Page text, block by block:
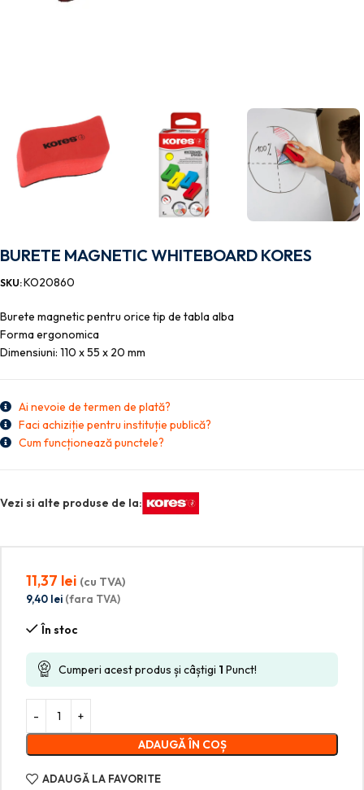
BURETE MAGNETIC WHITEBOARD KORES
SKU:KO20860
Burete magnetic pentru orice tip de tabla alba
Forma ergonomica
Dimensiuni: 110 x 55 x 20 mm
Ai nevoie de termen de plată?
Faci achiziție pentru instituție publică?
Cum funcționează punctele?
Vezi si alte produse de la:
11,37 lei (cu TVA)
9,40 lei (fara TVA)
În stoc
Cumperi acest produs și câștigi 1 Punct!
ADAUGĂ ÎN COȘ
ADAUGĂ LA FAVORITE